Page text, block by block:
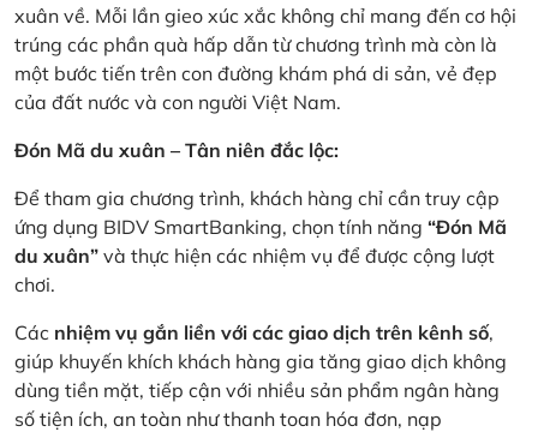
xuân về. Mỗi lần gieo xúc xắc không chỉ mang đến cơ hội
trúng các phần quà hấp dẫn từ chương trình mà còn là
một bước tiến trên con đường khám phá di sản, vẻ đẹp
của đất nước và con người Việt Nam.
Đón Mã du xuân – Tân niên đắc lộc:
Để tham gia chương trình, khách hàng chỉ cần truy cập
ứng dụng BIDV SmartBanking, chọn tính năng “Đón Mã
du xuân” và thực hiện các nhiệm vụ để được cộng lượt
chơi.
Các nhiệm vụ gắn liền với các giao dịch trên kênh số,
giúp khuyến khích khách hàng gia tăng giao dịch không
dùng tiền mặt, tiếp cận với nhiều sản phẩm ngân hàng
số tiện ích, an toàn như thanh toan hóa đơn, nạp